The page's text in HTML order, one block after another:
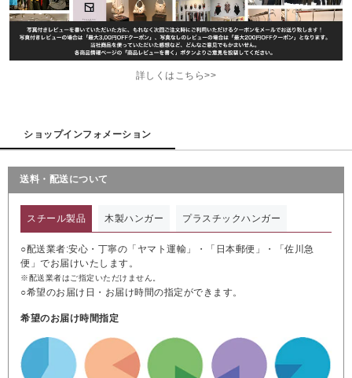
詳しくはこちら>>
ショップインフォメーション
送料・配送について
スチール製品 木製ハンガー プラスチックハンガー
○配送業者:安心・丁寧の「ヤマト運輸」・「日本郵便」・「佐川急
便」でお届けいたします。
※配送業者はご指定いただけません。
○希望のお届け日・お届け時間の指定ができます。
希望のお届け時間指定